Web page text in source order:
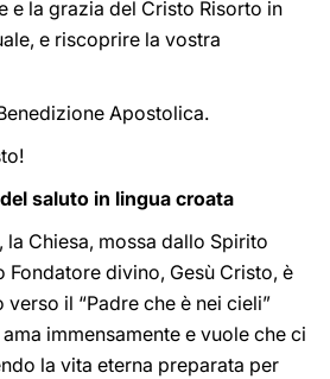
e la grazia del Cristo Risorto in
e riscoprire la vostra
Apostolica.
saluto in lingua croata
Chiesa, mossa dallo Spirito
Fondatore divino, Gesù Cristo, è
il “Padre che è nei cieli”
immensamente e vuole che ci
la vita eterna preparata per